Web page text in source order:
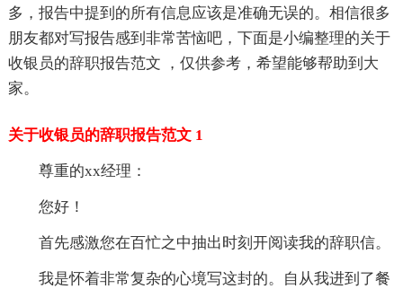
多，报告中提到的所有信息应该是准确无误的。相信很多
朋友都对写报告感到非常苦恼吧，下面是小编整理的关于
收银员的辞职报告范文 ，仅供参考，希望能够帮助到大
家。
关于收银员的辞职报告范文 1
尊重的xx经理：
您好！
首先感激您在百忙之中抽出时刻开阅读我的辞职信。
我是怀着非常复杂的心境写这封的。自从我进到了餐